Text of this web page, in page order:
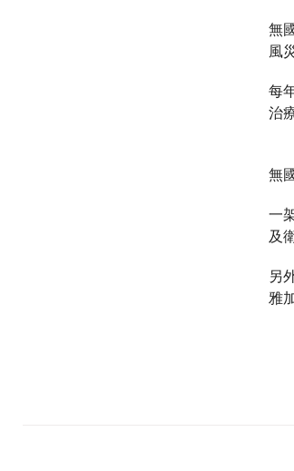
無
風
每
治
無
一
及
另
雅